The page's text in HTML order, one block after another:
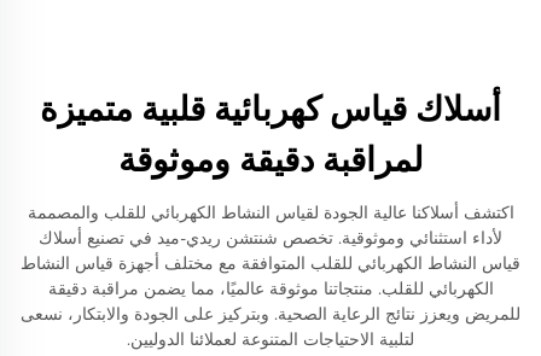
أسلاك قياس كهربائية قلبية متميزة
لمراقبة دقيقة وموثوقة
اكتشف أسلاكنا عالية الجودة لقياس النشاط الكهربائي للقلب والمصممة
لأداء استثنائي وموثوقية. تخصص شنتشن ريدي-ميد في تصنيع أسلاك
قياس النشاط الكهربائي للقلب المتوافقة مع مختلف أجهزة قياس النشاط
الكهربائي للقلب. منتجاتنا موثوقة عالميًا، مما يضمن مراقبة دقيقة
للمريض ويعزز نتائج الرعاية الصحية. وبتركيز على الجودة والابتكار، نسعى
لتلبية الاحتياجات المتنوعة لعملائنا الدوليين.